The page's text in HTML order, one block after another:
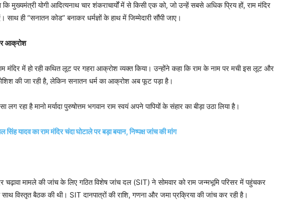
मुख्यमंत्री योगी आदित्यनाथ चार शंकराचार्यों में से किसी एक को, जो उन्हें सबसे अधिक प्रिय हों, राम मंदिर
साथ ही “सनातन कोड” बनाकर धर्मज्ञों के हाथ में जिम्मेदारी सौंपी जाए।
आक्रोश
मंदिर में हो रही कथित लूट पर गहरा आक्रोश व्यक्त किया। उन्होंने कहा कि राम के नाम पर मची इस लूट और
की जा रही है, लेकिन सनातन धर्म का आक्रोश अब फूट पड़ा है।
लग रहा है मानो मर्यादा पुरुषोत्तम भगवान राम स्वयं अपने पापियों के संहार का बीड़ा उठा लिया है।
यादव का राम मंदिर चंदा घोटाले पर बड़ा बयान, निष्पक्ष जांच की मांग
चढ़ावा मामले की जांच के लिए गठित विशेष जांच दल (SIT) ने सोमवार को राम जन्मभूमि परिसर में पहुंचकर
साथ विस्तृत बैठक की थी। SIT दानपात्रों की राशि, गणना और जमा प्रक्रिया की जांच कर रही है।